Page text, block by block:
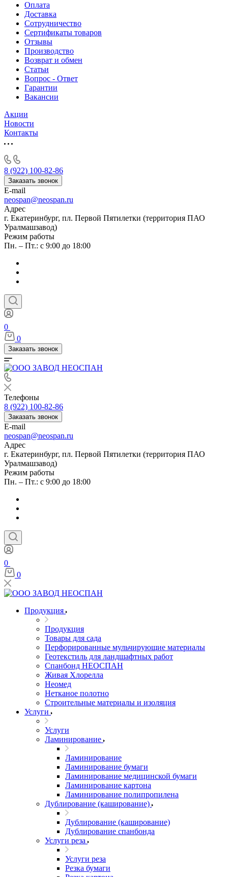
Оплата
Доставка
Сотрудничество
Сертификаты товаров
Отзывы
Производство
Возврат и обмен
Статьи
Вопрос - Ответ
Гарантии
Вакансии
Акции
Новости
Контакты
8 (922) 100-82-86
Заказать звонок
E-mail
neospan@neospan.ru
Адрес
г. Екатеринбург, пл. Первой Пятилетки (территория ПАО
Уралмашзавод)
Режим работы
Пн. – Пт.: с 9:00 до 18:00
0
0
Заказать звонок
Телефоны
8 (922) 100-82-86
Заказать звонок
E-mail
neospan@neospan.ru
Адрес
г. Екатеринбург, пл. Первой Пятилетки (территория ПАО
Уралмашзавод)
Режим работы
Пн. – Пт.: с 9:00 до 18:00
0
0
Продукция
Продукция
Товары для сада
Перфорированные мульчирующие материалы
Геотекстиль для ландшафтных работ
Спанбонд НЕОСПАН
Живая Хлорелла
Нeомед
Нетканое полотно
Строительные материалы и изоляция
Услуги
Услуги
Ламинирование
Ламинирование
Ламинирование бумаги
Ламинирование медицинской бумаги
Ламинирование картона
Ламинирование полипропилена
Дублирование (каширование)
Дублирование (каширование)
Дублирование спанбонда
Услуги реза
Услуги реза
Резка бумаги